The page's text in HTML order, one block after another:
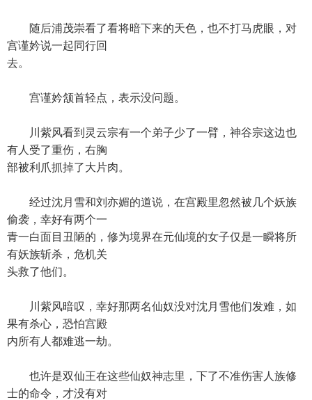
随后浦茂崇看了看将暗下来的天色，也不打马虎眼，对
宫谨妗说一起同行回
去。
宫谨妗颔首轻点，表示没问题。
川紫风看到灵云宗有一个弟子少了一臂，神谷宗这边也
有人受了重伤，右胸
部被利爪抓掉了大片肉。
经过沈月雪和刘亦媚的道说，在宫殿里忽然被几个妖族
偷袭，幸好有两个一
青一白面目丑陋的，修为境界在元仙境的女子仅是一瞬将所
有妖族斩杀，危机关
头救了他们。
川紫风暗叹，幸好那两名仙奴没对沈月雪他们发难，如
果有杀心，恐怕宫殿
内所有人都难逃一劫。
也许是双仙王在这些仙奴神志里，下了不准伤害人族修
士的命令，才没有对